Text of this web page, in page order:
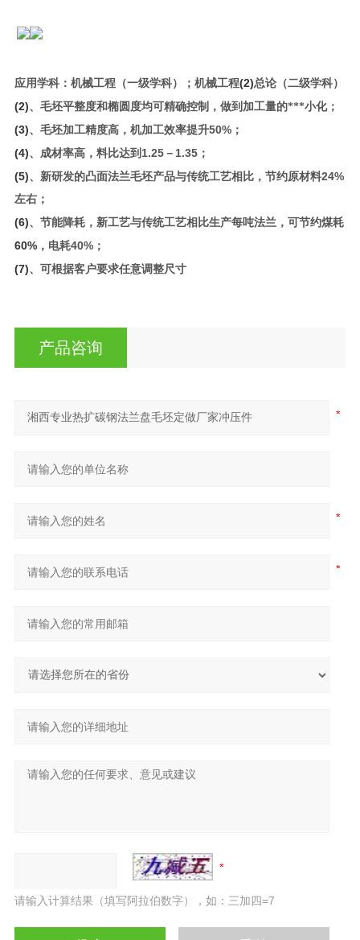
应用学科：机械工程（一级学科）；机械工程(2)总论（二级学科）
(2)、毛坯平整度和椭圆度均可精确控制，做到加工量的***小化；
(3)、毛坯加工精度高，机加工效率提升50%；
(4)、成材率高，料比达到 1.25－ 1.35；
(5)、新研发的凸面法兰毛坯产品与传统工艺相比，节约原材料24%
左右；
(6)、节能降耗，新工艺与传统工艺相比生产每吨法兰，可节约煤耗
60%，电耗40%；
(7)、可根据客户要求任意调整尺寸
产品咨询
请输入计算结果（填写阿拉伯数字），如：三加四=7